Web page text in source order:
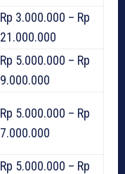
Rp 3.000.000 – Rp
21.000.000
Rp 5.000.000 – Rp
9.000.000
Rp 5.000.000 – Rp
7.000.000
Rp 5.000.000 – Rp